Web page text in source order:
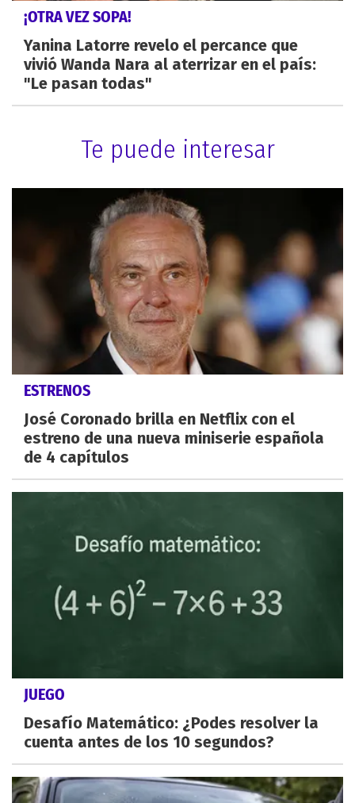
¡OTRA VEZ SOPA!
Yanina Latorre revelo el percance que
vivió Wanda Nara al aterrizar en el país:
"Le pasan todas"
Te puede interesar
ESTRENOS
José Coronado brilla en Netflix con el
estreno de una nueva miniserie española
de 4 capítulos
JUEGO
Desafío Matemático: ¿Podes resolver la
cuenta antes de los 10 segundos?